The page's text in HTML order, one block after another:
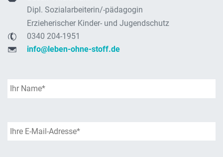
Dipl. Sozialarbeiterin/-pädagogin
Erzieherischer Kinder- und Jugendschutz
0340 204-1951
info@leben-ohne-stoff.de